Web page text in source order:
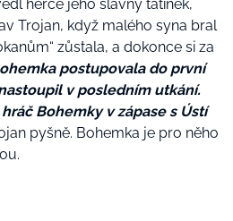
herce jeho slavný tatínek,
Trojan, když malého syna bral
zůstala, a dokonce si za
postupovala do první
v posledním utkání.
Bohemky v zápase s Ústí
pyšně. Bohemka je pro něho